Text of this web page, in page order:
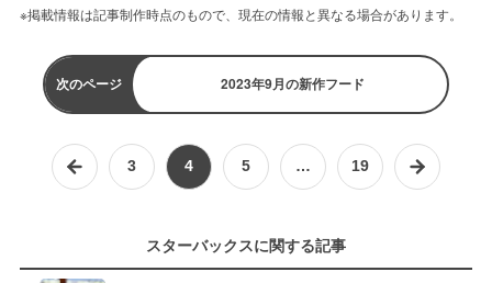
※掲載情報は記事制作時点のもので、現在の情報と異なる場合があります。
次のページ 2023年9月の新作フード
3 4 5 … 19
スターバックスに関する記事